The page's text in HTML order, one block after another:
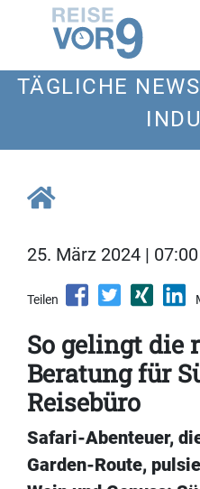
TÄGLICHE
25. März 2024 |
Teilen
So gelingt die
Beratung für
Reisebüro
Safari-Abenteuer,
Garden-Route,